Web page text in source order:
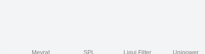
Meyrat SPL Liqui Filter Unipower